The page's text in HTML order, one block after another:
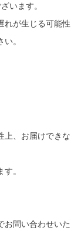
います。
れが生じる可能性
。
上、お届けできな
。
お問い合わせいた